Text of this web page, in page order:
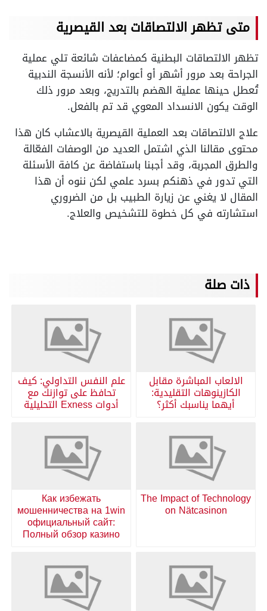
متى تظهر الالتصاقات بعد القيصرية
تظهر الالتصاقات البطنية كمضاعفات شائعة تلي عملية
الجراحة بعد مرور أشهر أو أعوام؛ لأنه الأنسجة الندبية
تُعطل حينها عملية الهضم بالتدريج، وبعد مرور ذلك
الوقت يكون الانسداد المعوي قد تم بالفعل.
علاج الالتصاقات بعد العملية القيصرية بالاعشاب كان هذا
محتوى مقالنا الذي اشتمل العديد من الوصفات الفعّالة
والطرق المجربة، وقد أجبنا باستفاضة عن كافة الأسئلة
التي تدور في ذهنكم بسرد علمي لكن ننوه أن هذا
المقال لا يغني عن زيارة الطبيب بل من الضروري
استشارته في كل خطوة للتشخيص والعلاج.
ذات صلة
الالعاب المباشرة مقابل
الكازينوهات التقليدية:
أيهما يناسبك أكثر؟
علم النفس التداولي: كيف
تحافظ على توازنك مع
أدوات Exness التحليلية
The Impact of Technology
on Nätcasinon
Как избежать
мошенничества на 1win
официальный сайт:
Полный обзор казино